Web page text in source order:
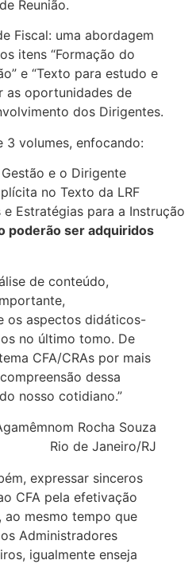
Reunião.
Fiscal: uma abordagem
itens “Formação do
e “Texto para estudo e
as oportunidades de
dos Dirigentes.
3 volumes, enfocando:
e o Dirigente
no Texto da LRF
e Estratégias para a Instrução
poderão ser adquiridos
de conteúdo,
os aspectos didáticos-
no último tomo. De
CFA/CRAs por mais
dessa
nosso cotidiano.”
Rocha Souza
Rio de Janeiro/RJ
expressar sinceros
CFA pela efetivação
ao mesmo tempo que
Administradores
igualmente enseja